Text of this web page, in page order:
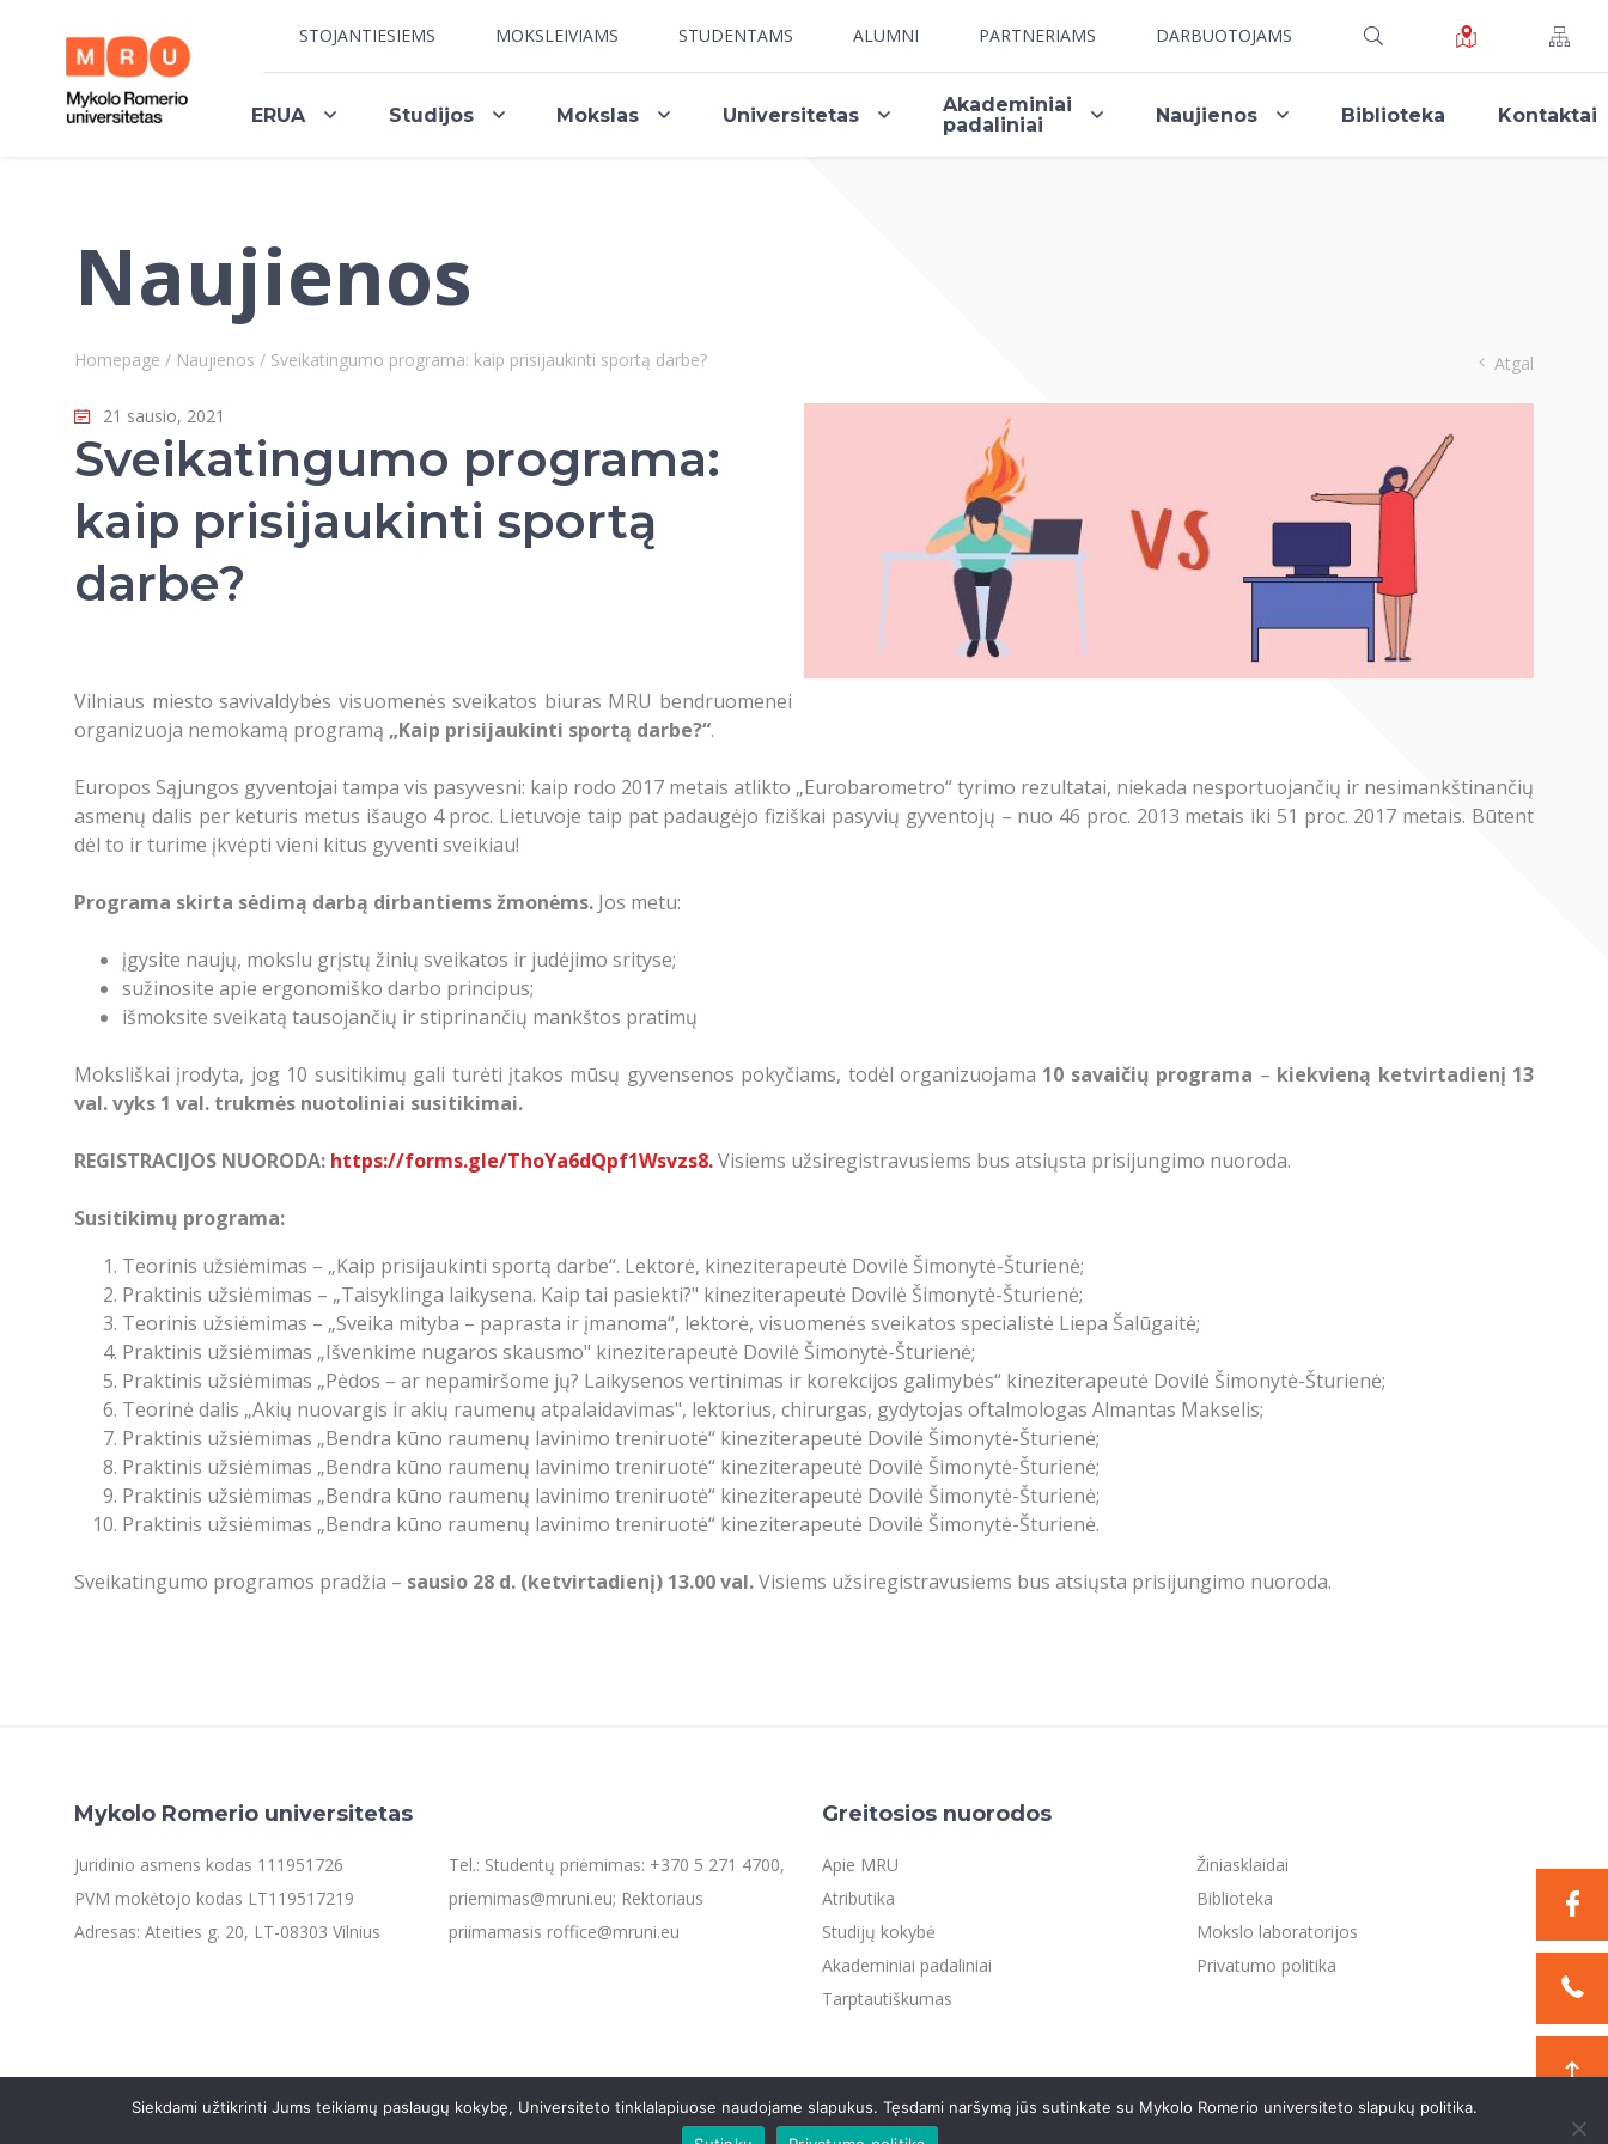
STOJANTIESIEMS MOKSLEIVIAMS STUDENTAMS ALUMNI PARTNERIAMS DARBUOTOJAMS
ERUA Studijos Mokslas Universitetas
Akademiniai
padaliniai
Naujienos Biblioteka Kontaktai
Naujienos
Homepage / Naujienos / Sveikatingumo programa: kaip prisijaukinti sportą darbe? Atgal
21 sausio, 2021
Sveikatingumo programa:
kaip prisijaukinti sportą
darbe?
Vilniaus miesto savivaldybės visuomenės sveikatos biuras MRU bendruomenei
organizuoja nemokamą programą „Kaip prisijaukinti sportą darbe?“.
Europos Sąjungos gyventojai tampa vis pasyvesni: kaip rodo 2017 metais atlikto „Eurobarometro“ tyrimo rezultatai, niekada nesportuojančių ir nesimankštinančių
asmenų dalis per keturis metus išaugo 4 proc. Lietuvoje taip pat padaugėjo fiziškai pasyvių gyventojų – nuo 46 proc. 2013 metais iki 51 proc. 2017 metais. Būtent
dėl to ir turime įkvėpti vieni kitus gyventi sveikiau!
Programa skirta sėdimą darbą dirbantiems žmonėms. Jos metu:
įgysite naujų, mokslu grįstų žinių sveikatos ir judėjimo srityse;
sužinosite apie ergonomiško darbo principus;
išmoksite sveikatą tausojančių ir stiprinančių mankštos pratimų
Moksliškai įrodyta, jog 10 susitikimų gali turėti įtakos mūsų gyvensenos pokyčiams, todėl organizuojama 10 savaičių programa – kiekvieną ketvirtadienį 13
val.vyks 1 val. trukmės nuotoliniai susitikimai.
REGISTRACIJOS NUORODA: https://forms.gle/ThoYa6dQpf1Wsvzs8.Visiems užsiregistravusiems bus atsiųsta prisijungimo nuoroda.
Susitikimų programa:
Teorinis užsiėmimas – „Kaip prisijaukinti sportą darbe“. Lektorė, kineziterapeutė Dovilė Šimonytė-Šturienė;
Praktinis užsiėmimas – „Taisyklinga laikysena. Kaip tai pasiekti?" kineziterapeutė Dovilė Šimonytė-Šturienė;
Teorinis užsiėmimas – „Sveika mityba – paprasta ir įmanoma“, lektorė, visuomenės sveikatos specialistė Liepa Šalūgaitė;
Praktinis užsiėmimas „Išvenkime nugaros skausmo" kineziterapeutė Dovilė Šimonytė-Šturienė;
Praktinis užsiėmimas „Pėdos – ar nepamiršome jų? Laikysenos vertinimas ir korekcijos galimybės“ kineziterapeutė Dovilė Šimonytė-Šturienė;
Teorinė dalis „Akių nuovargis ir akių raumenų atpalaidavimas", lektorius, chirurgas, gydytojas oftalmologas Almantas Makselis;
Praktinis užsiėmimas „Bendra kūno raumenų lavinimo treniruotė“ kineziterapeutė Dovilė Šimonytė-Šturienė;
Praktinis užsiėmimas „Bendra kūno raumenų lavinimo treniruotė“ kineziterapeutė Dovilė Šimonytė-Šturienė;
Praktinis užsiėmimas „Bendra kūno raumenų lavinimo treniruotė“ kineziterapeutė Dovilė Šimonytė-Šturienė;
Praktinis užsiėmimas „Bendra kūno raumenų lavinimo treniruotė“ kineziterapeutė Dovilė Šimonytė-Šturienė.
Sveikatingumo programos pradžia – sausio 28 d. (ketvirtadienį) 13.00 val.Visiems užsiregistravusiems bus atsiųsta prisijungimo nuoroda.
Mykolo Romerio universitetas
Juridinio asmens kodas 111951726
PVM mokėtojo kodas LT119517219
Adresas: Ateities g. 20, LT-08303 Vilnius
Tel.: Studentų priėmimas: +370 5 271 4700,
priemimas@mruni.eu; Rektoriaus
priimamasis roffice@mruni.eu
Greitosios nuorodos
Apie MRU
Atributika
Studijų kokybė
Akademiniai padaliniai
Tarptautiškumas
Žiniasklaidai
Biblioteka
Mokslo laboratorijos
Privatumo politika
Siekdami užtikrinti Jums teikiamų paslaugų kokybę, Universiteto tinklalapiuose naudojame slapukus. Tęsdami naršymą jūs sutinkate su Mykolo Romerio universiteto slapukų politika.